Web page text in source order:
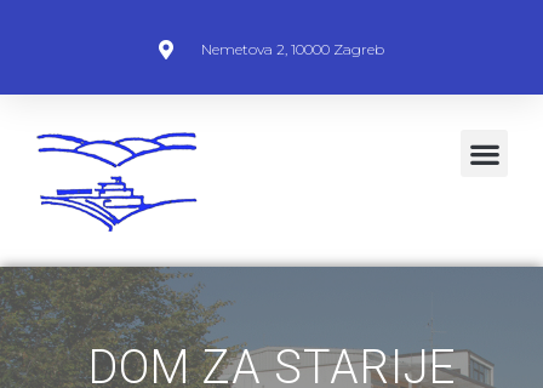
Nemetova 2, 10000 Zagreb
DOM ZA STARIJE